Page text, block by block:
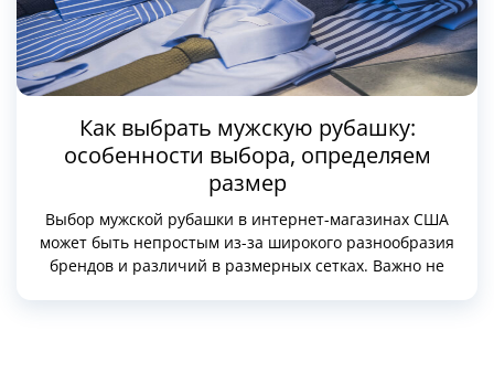
Как выбрать мужскую рубашку:
особенности выбора, определяем
размер
Выбор мужской рубашки в интернет-магазинах США
может быть непростым из-за широкого разнообразия
брендов и различий в размерных сетках. Важно не